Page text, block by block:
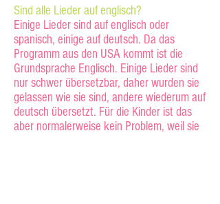
Sind alle Lieder auf englisch?
Einige Lieder sind auf englisch oder
spanisch, einige auf deutsch. Da das
Programm aus den USA kommt ist die
Grundsprache Englisch. Einige Lieder sind
nur schwer übersetzbar, daher wurden sie
gelassen wie sie sind, andere wiederum auf
deutsch übersetzt. Für die Kinder ist das
aber normalerweise kein Problem, weil sie